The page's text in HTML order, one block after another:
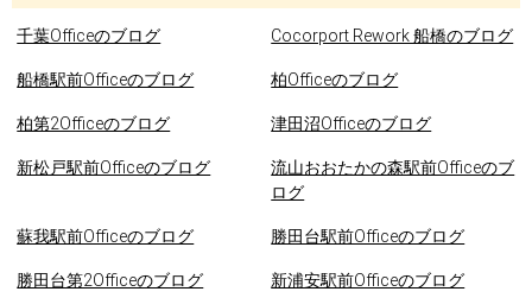
千葉Officeのブログ Cocorport Rework 船橋のブログ
船橋駅前Officeのブログ 柏Officeのブログ
柏第2Officeのブログ 津田沼Officeのブログ
新松戸駅前Officeのブログ
流山おおたかの森駅前Officeのブ
ログ
蘇我駅前Officeのブログ 勝田台駅前Officeのブログ
勝田台第2Officeのブログ 新浦安駅前Officeのブログ